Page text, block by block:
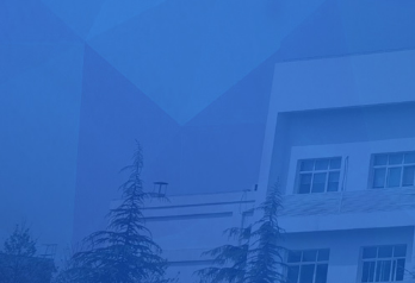
在线留言